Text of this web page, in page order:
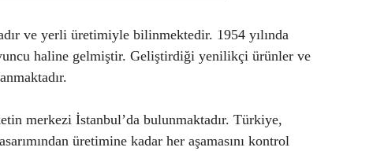
ve yerli üretimiyle bilinmektedir. 1954 yılında
haline gelmiştir. Geliştirdiği yenilikçi ürünler ve
merkezi İstanbul’da bulunmaktadır. Türkiye,
üretimine kadar her aşamasını kontrol